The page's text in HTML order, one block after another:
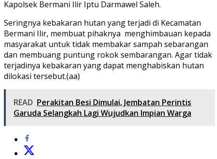
Kapolsek Bermani Ilir Iptu Darmawel Saleh.
Seringnya kebakaran hutan yang terjadi di Kecamatan
Bermani Ilir, membuat pihaknya menghimbauan kepada
masyarakat untuk tidak membakar sampah sebarangan
dan membuang puntung rokok sembarangan. Agar tidak
terjadinya kebakaran yang dapat menghabiskan hutan
dilokasi tersebut.(aa)
READ Perakitan Besi Dimulai, Jembatan Perintis
Garuda Selangkah Lagi Wujudkan Impian Warga